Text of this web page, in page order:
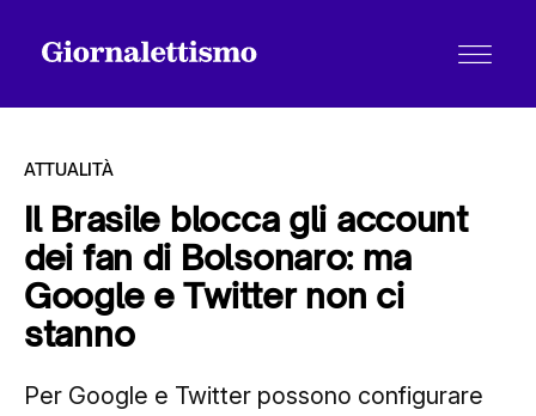
Tutti gli articoli
ATTUALITÀ
Il Brasile blocca gli account
dei fan di Bolsonaro: ma
Google e Twitter non ci
stanno
Per Google e Twitter possono configurare